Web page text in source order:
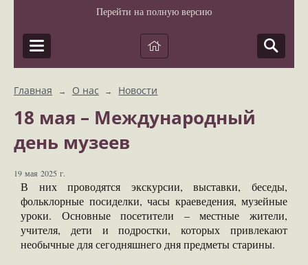
Перейти на полную версию
Главная → О нас → Новости
18 мая – Международный
день музеев
19 мая 2025 г.
В них проводятся экскурсии, выставки, беседы,
фольклорные посиделки, часы краеведения, музейные
уроки. Основные посетители – местные жители,
учителя, дети и подростки, которых привлекают
необычные для сегодняшнего дня предметы старины.